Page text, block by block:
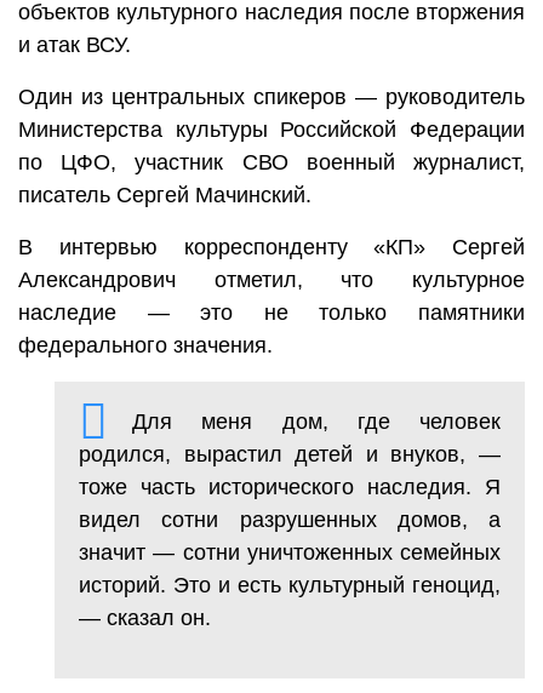
объектов культурного наследия после вторжения
и атак ВСУ.
Один из центральных спикеров — руководитель
Министерства культуры Российской Федерации
по ЦФО, участник СВО военный журналист,
писатель Сергей Мачинский.
В интервью корреспонденту «КП» Сергей
Александрович отметил, что культурное
наследие — это не только памятники
федерального значения.
Для меня дом, где человек
родился, вырастил детей и внуков, —
тоже часть исторического наследия. Я
видел сотни разрушенных домов, а
значит — сотни уничтоженных семейных
историй. Это и есть культурный геноцид,
— сказал он.